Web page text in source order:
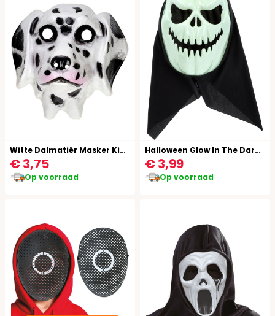
Witte Dalmatiër Masker Kind
€ 3,75
Op voorraad
Halloween Glow In The Dark Masker Pompoen
€ 3,99
Op voorraad